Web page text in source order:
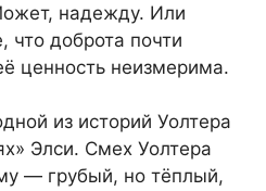
надежду. Или
что доброта почти
ценность неизмерима.
из историй Уолтера
Элси. Смех Уолтера
— грубый, но тёплый,